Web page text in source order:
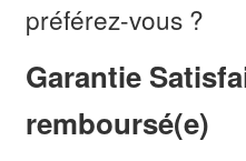
préférez-vous ?
Garantie
remboursé(e)